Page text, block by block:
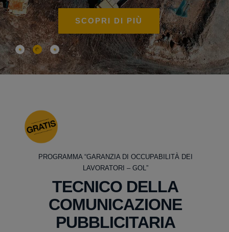
SCOPRI DI PIÙ
PROGRAMMA “GARANZIA DI OCCUPABILITÀ DEI
LAVORATORI – GOL”
TECNICO DELLA
COMUNICAZIONE
PUBBLICITARIA